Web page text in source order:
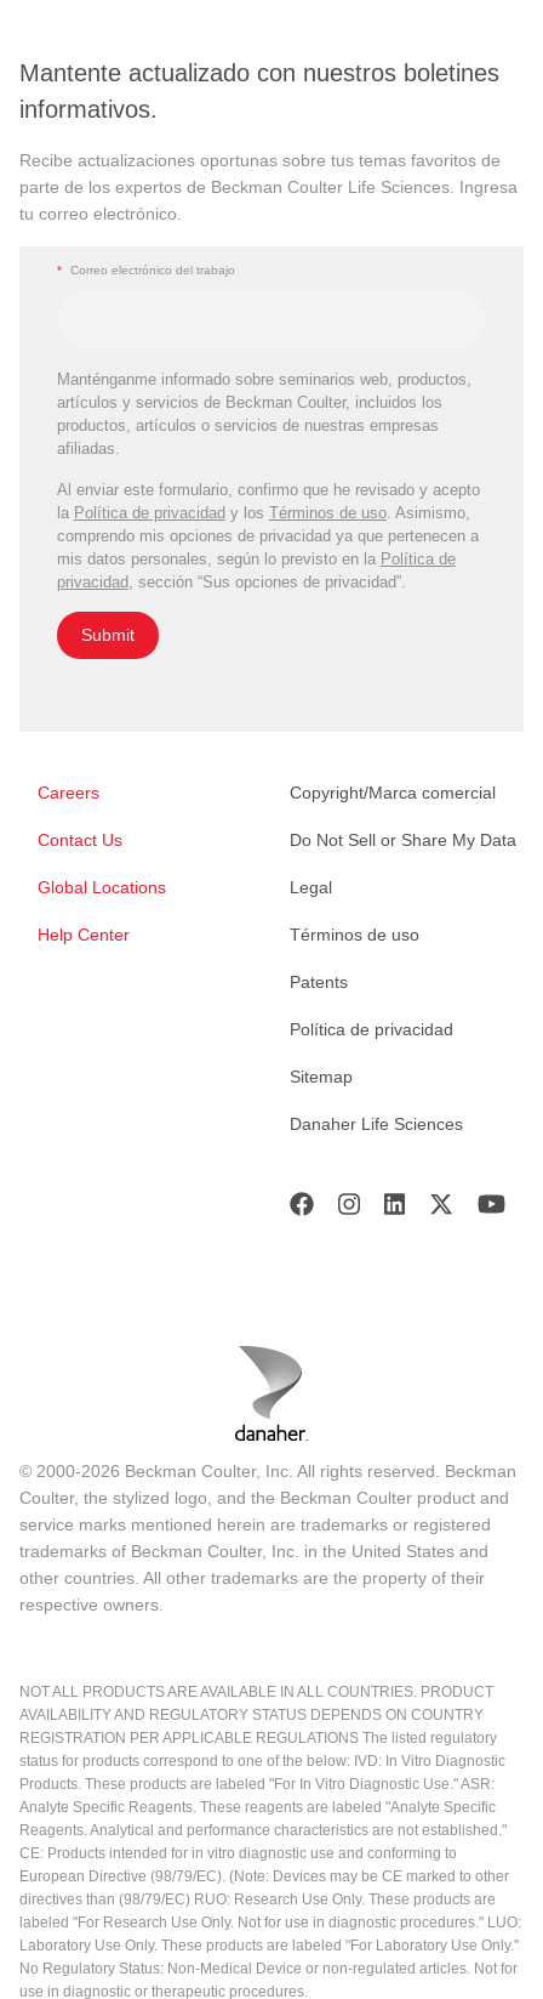
Mantente actualizado con nuestros boletines
informativos.
Recibe actualizaciones oportunas sobre tus temas favoritos de
parte de los expertos de Beckman Coulter Life Sciences. Ingresa
tu correo electrónico.
* Correo electrónico del trabajo
Manténganme informado sobre seminarios web, productos,
artículos y servicios de Beckman Coulter, incluidos los
productos, artículos o servicios de nuestras empresas
afiliadas.
Al enviar este formulario, confirmo que he revisado y acepto
la Política de privacidad y los Términos de uso. Asimismo,
comprendo mis opciones de privacidad ya que pertenecen a
mis datos personales, según lo previsto en la Política de
privacidad
, sección “Sus opciones de privacidad”.
Submit
Careers
Contact Us
Global Locations
Help Center
Copyright/Marca comercial
Do Not Sell or Share My Data
Legal
Términos de uso
Patents
Política de privacidad
Sitemap
Danaher Life Sciences
© 2000-2026 Beckman Coulter, Inc. All rights reserved. Beckman
Coulter, the stylized logo, and the Beckman Coulter product and
service marks mentioned herein are trademarks or registered
trademarks of Beckman Coulter, Inc. in the United States and
other countries. All other trademarks are the property of their
respective owners.
NOT ALL PRODUCTS ARE AVAILABLE IN ALL COUNTRIES. PRODUCT
AVAILABILITY AND REGULATORY STATUS DEPENDS ON COUNTRY
REGISTRATION PER APPLICABLE REGULATIONS The listed regulatory
status for products correspond to one of the below: IVD: In Vitro Diagnostic
Products. These products are labeled "For In Vitro Diagnostic Use." ASR:
Analyte Specific Reagents. These reagents are labeled "Analyte Specific
Reagents. Analytical and performance characteristics are not established."
CE: Products intended for in vitro diagnostic use and conforming to
European Directive (98/79/EC). (Note: Devices may be CE marked to other
directives than (98/79/EC) RUO: Research Use Only. These products are
labeled "For Research Use Only. Not for use in diagnostic procedures." LUO:
Laboratory Use Only. These products are labeled "For Laboratory Use Only."
No Regulatory Status: Non-Medical Device or non-regulated articles. Not for
use in diagnostic or therapeutic procedures.